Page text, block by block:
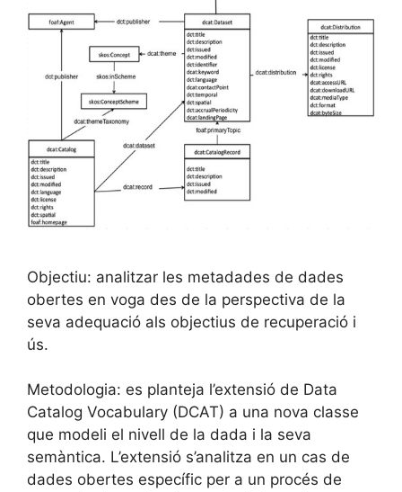
Objectiu: analitzar les metadades de dades
obertes en voga des de la perspectiva de la
seva adequació als objectius de recuperació i
ús.
Metodologia: es planteja l’extensió de Data
Catalog Vocabulary (DCAT) a una nova classe
que modeli el nivell de la dada i la seva
semàntica. L’extensió s’analitza en un cas de
dades obertes específic per a un procés de